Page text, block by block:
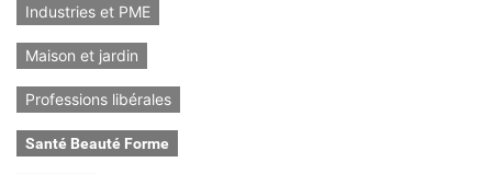
Industries et PME
Maison et jardin
Professions libérales
Santé Beauté Forme